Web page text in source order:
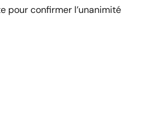
pour confirmer l’unanimité